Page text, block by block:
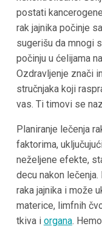
postati
rak jajnika počinje
sugerišu da mnogi
počinju u ćelijama
Ozdravljenje znači
stručnjaka koji
vas. Ti timovi se
Planiranje lečenja
faktorima,
neželjene efekte,
decu nakon
raka jajnika i može
materice, limfnih
tkiva i organa.